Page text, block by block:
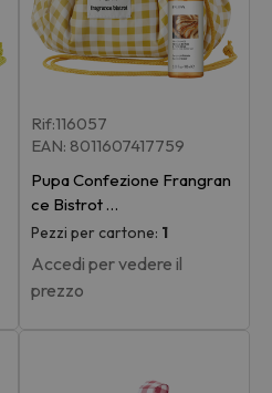
Rif:116057
EAN: 8011607417759
Pupa Confezione Frangran
ce Bistrot …
Pezzi per cartone: 1
Accedi per vedere il
prezzo